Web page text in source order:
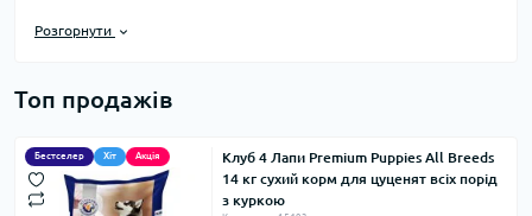
дозволяє купувати все необхідне онлайн, без зайвих
Асортимент кормів для цуценят в
інтернет‑магазині Maxizoo
Правильне харчування у перші місяці життя цуценяти
Розгорнути
Топ продажів
Бестселер Хіт Акція
Клуб 4 Лапи Premium Puppies All Breeds
14 кг сухий корм для цуценят всіх порід
з куркою